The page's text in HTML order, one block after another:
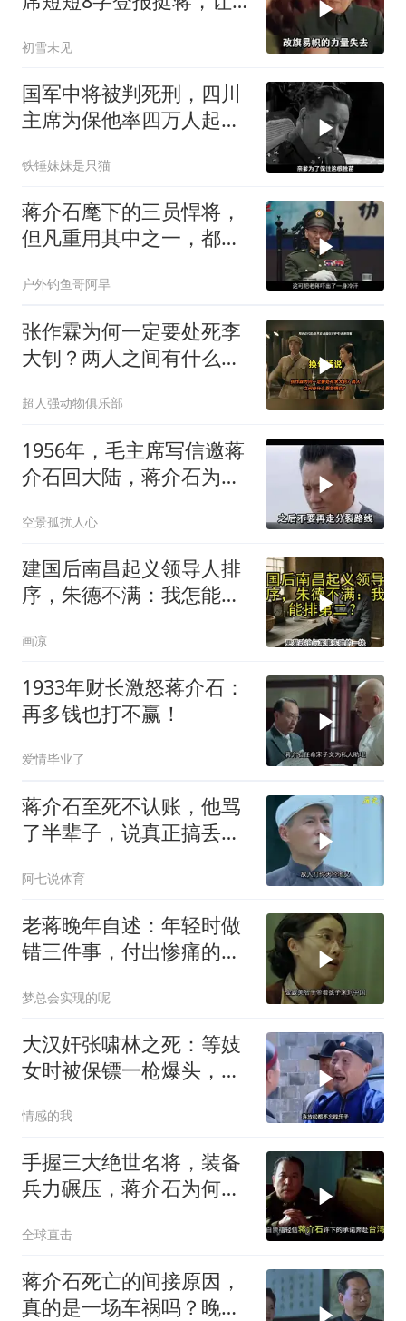
初雪未见
国军中将被判死刑，四川
主席为保他率四万人起
铁锤妹妹是只猫
蒋介石麾下的三员悍将，
但凡重用其中之一，都不
户外钓鱼哥阿旱
张作霖为何一定要处死李
大钊？两人之间有什么恩
超人强动物俱乐部
1956年，毛主席写信邀蒋
介石回大陆，蒋介石为何
空景孤扰人心
建国后南昌起义领导人排
序，朱德不满：我怎能排
画凉
1933年财长激怒蒋介石：
再多钱也打不赢！
爱情毕业了
蒋介石至死不认账，他骂
了半辈子，说真正搞丢大
阿七说体育
老蒋晚年自述：年轻时做
错三件事，付出惨痛的代
梦总会实现的呢
大汉奸张啸林之死：等妓
女时被保镖一枪爆头，蒋
情感的我
手握三大绝世名将，装备
兵力碾压，蒋介石为何惨
全球直击
蒋介石死亡的间接原因，
真的是一场车祸吗？晚年